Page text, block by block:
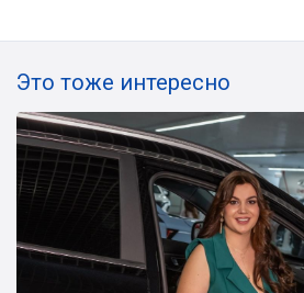
Это тоже интересно